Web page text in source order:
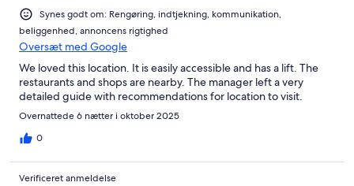
Synes godt om: Rengøring, indtjekning, kommunikation,
beliggenhed, annoncens rigtighed
Oversæt med Google
We loved this location. It is easily accessible and has a lift. The
restaurants and shops are nearby. The manager left a very
detailed guide with recommendations for location to visit.
Overnattede 6 nætter i oktober 2025
0
Verificeret anmeldelse